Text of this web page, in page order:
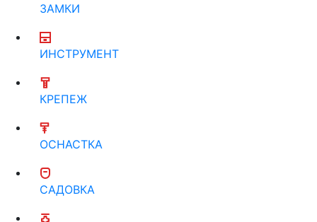
ЗАМКИ
ИНСТРУМЕНТ
КРЕПЕЖ
ОСНАСТКА
САДОВКА